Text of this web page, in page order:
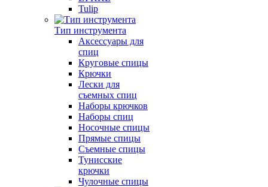
Tulip
Тип инструмента
Аксессуары для
спиц
Круговые спицы
Крючки
Лески для
съемных спиц
Наборы крючков
Наборы спиц
Носочные спицы
Прямые спицы
Съемные спицы
Тунисские
крючки
Чулочные спицы